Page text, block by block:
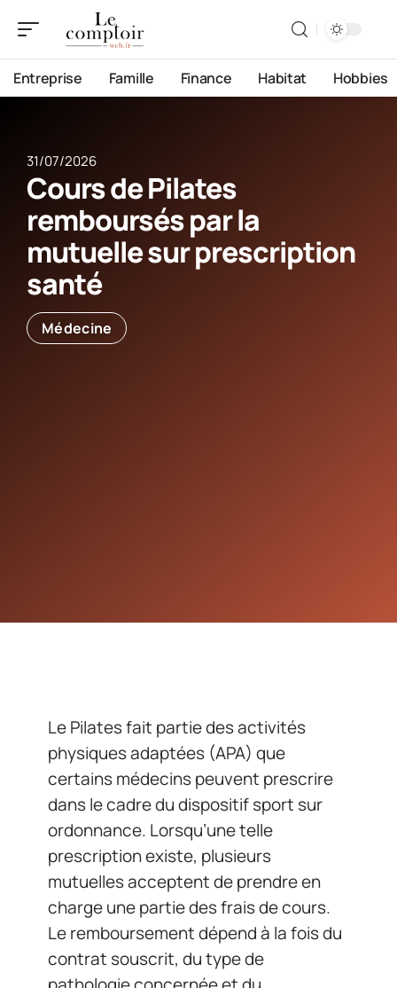
Entreprise Famille Finance Habitat Hobbies
31/07/2026
Cours de Pilates
remboursés par la
mutuelle sur prescription
santé
Médecine
Le Pilates fait partie des activités
physiques adaptées (APA) que
certains médecins peuvent prescrire
dans le cadre du dispositif sport sur
ordonnance. Lorsqu’une telle
prescription existe, plusieurs
mutuelles acceptent de prendre en
charge une partie des frais de cours.
Le remboursement dépend à la fois du
contrat souscrit, du type de